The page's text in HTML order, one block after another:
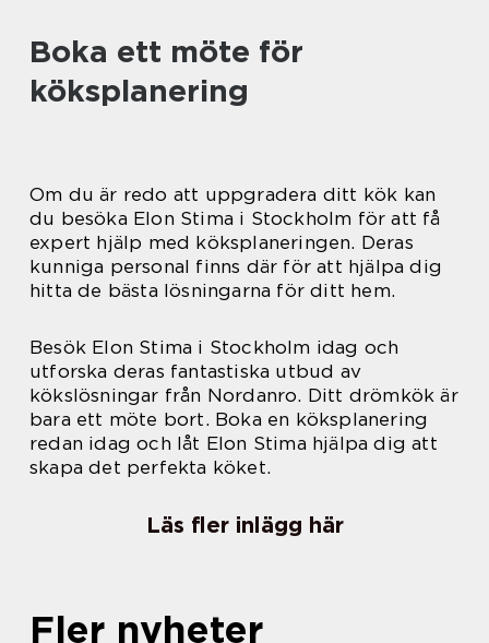
Boka ett möte för
köksplanering
Om du är redo att uppgradera ditt kök kan
du besöka Elon Stima i Stockholm för att få
expert hjälp med köksplaneringen. Deras
kunniga personal finns där för att hjälpa dig
hitta de bästa lösningarna för ditt hem.
Besök Elon Stima i Stockholm idag och
utforska deras fantastiska utbud av
kökslösningar från Nordanro. Ditt drömkök är
bara ett möte bort. Boka en köksplanering
redan idag och låt Elon Stima hjälpa dig att
skapa det perfekta köket.
Läs fler inlägg här
Fler nyheter